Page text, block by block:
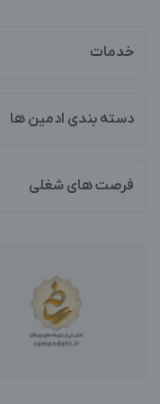
خدمات
دسته بندی ادمین ها
فرصت های شغلی